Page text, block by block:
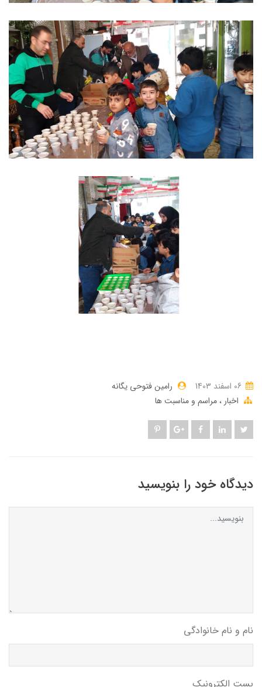
رامین فتوحی یگانه
اخبار مراسم و مناسبت ها
دیدگاه خود را بنویسید
نام و نام خانوادگی
پست الکترونیک